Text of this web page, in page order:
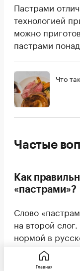
Пастрами
технологией
можно
пастрами
Что
Частые
Как
«пастрами»?
Слово
на второй
нормой в
используется в
Главная